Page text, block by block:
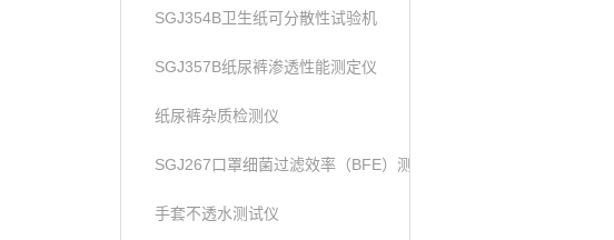
SGJ354B卫生纸可分散性试验机
SGJ357B纸尿裤渗透性能测定仪
纸尿裤杂质检测仪
SGJ267口罩细菌过滤效率（BFE）测试仪
手套不透水测试仪